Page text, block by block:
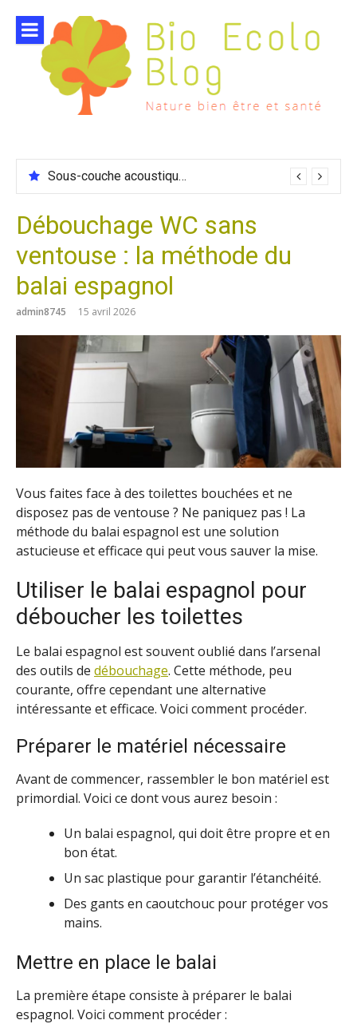
contenu
Sous-couche acoustique compatible chauffage sol
Débouchage WC sans
ventouse : la méthode du
balai espagnol
admin8745 15 avril 2026
Vous faites face à des toilettes bouchées et ne
disposez pas de ventouse ? Ne paniquez pas ! La
méthode du balai espagnol est une solution
astucieuse et efficace qui peut vous sauver la mise.
Utiliser le balai espagnol pour
déboucher les toilettes
Le balai espagnol est souvent oublié dans l’arsenal
des outils de débouchage. Cette méthode, peu
courante, offre cependant une alternative
intéressante et efficace. Voici comment procéder.
Préparer le matériel nécessaire
Avant de commencer, rassembler le bon matériel est
primordial. Voici ce dont vous aurez besoin :
Un balai espagnol, qui doit être propre et en
bon état.
Un sac plastique pour garantir l’étanchéité.
Des gants en caoutchouc pour protéger vos
mains.
Mettre en place le balai
La première étape consiste à préparer le balai
espagnol. Voici comment procéder :